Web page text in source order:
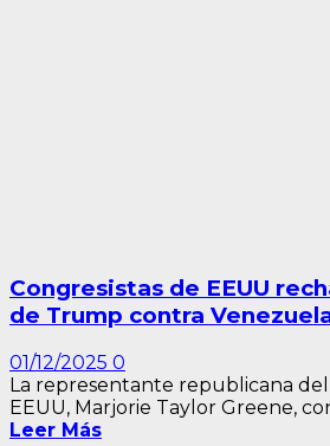
Congresistas de EEUU
de Trump contra
01/12/2025 0
La representante republicana
EEUU, Marjorie Taylor Greene,
Leer Más